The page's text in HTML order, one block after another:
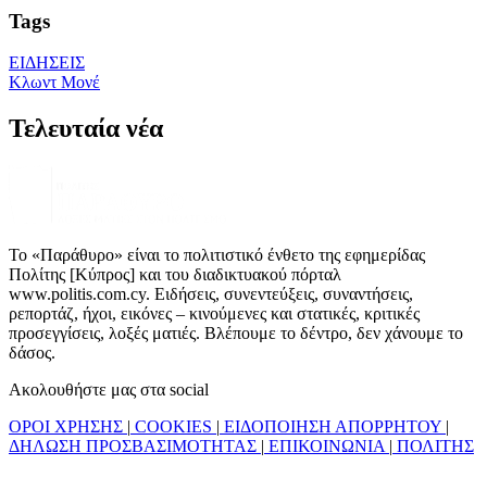
Tags
ΕΙΔΗΣΕΙΣ
Κλωντ Μονέ
Τελευταία νέα
Το «Παράθυρο» είναι το πολιτιστικό ένθετο της εφημερίδας
Πολίτης [Κύπρος] και του διαδικτυακού πόρταλ
www.politis.com.cy. Ειδήσεις, συνεντεύξεις, συναντήσεις,
ρεπορτάζ, ήχοι, εικόνες – κινούμενες και στατικές, κριτικές
προσεγγίσεις, λοξές ματιές. Βλέπουμε το δέντρο, δεν χάνουμε το
δάσος.
Ακολουθήστε μας στα social
ΟΡΟΙ ΧΡΗΣΗΣ | COOKIES | ΕΙΔΟΠΟΙΗΣΗ ΑΠΟΡΡΗΤΟΥ |
ΔΗΛΩΣΗ ΠΡΟΣΒΑΣΙΜΟΤΗΤΑΣ | ΕΠΙΚΟΙΝΩΝΙΑ | ΠΟΛΙΤΗΣ